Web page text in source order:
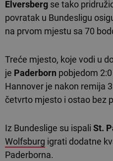
Elversberg se tako
povratak u Bundesligu
na prvom mjestu sa 70
Treće mjesto, koje vodi u
je Paderborn pobjedom
Hannover je nakon remija
četvrto mjesto i ostao bez
Iz Bundeslige su ispali St.
Wolfsburg igrati dodatne
Paderborna.